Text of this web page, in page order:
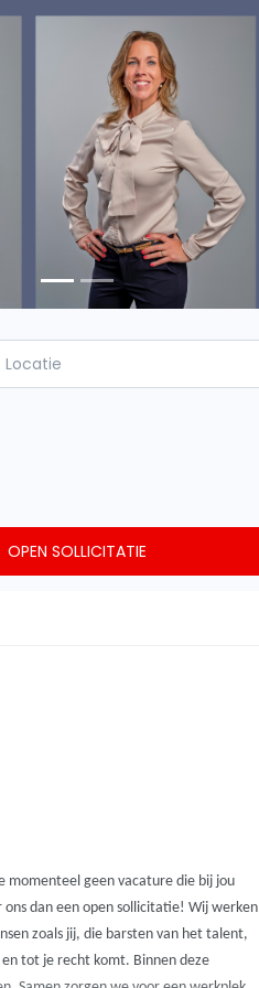
OPEN SOLLICITATIE
momenteel geen vacature die bij jou
dan een open sollicitatie! Wij werken
zoals jij, die barsten van het talent,
en tot je recht komt. Binnen deze